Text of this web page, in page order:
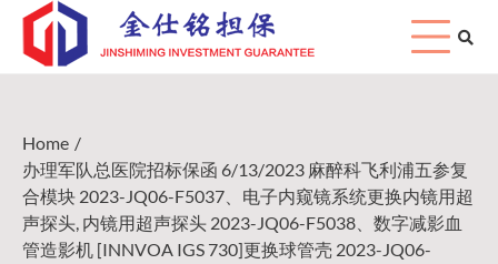
Skip
content
Home
办理军队总医院招标保函 6/13/2023 麻醉科飞利浦五参复
合模块 2023-JQ06-F5037、电子内窥镜系统更换内镜用超
声探头, 内镜用超声探头 2023-JQ06-F5038、数字减影血
管造影机 [INNVOA IGS 730]更换球管壳 2023-JQ06-